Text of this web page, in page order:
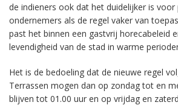
de indieners ook dat het duidelijker is voor
ondernemers als de regel vaker van
past het binnen een gastvrij horecabeleid
levendigheid van de stad in warme
Het is de bedoeling dat de nieuwe regel
Terrassen mogen dan op zondag tot en
blijven tot 01.00 uur en op vrijdag en